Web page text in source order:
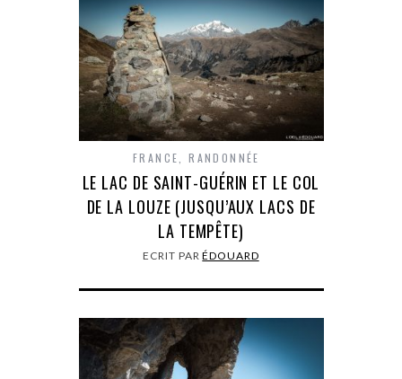
FRANCE,RANDONNÉE
LE LAC DE SAINT-GUÉRIN ET LE COL
DE LA LOUZE (JUSQU’AUX LACS DE
LA TEMPÊTE)
ECRIT PARÉDOUARD